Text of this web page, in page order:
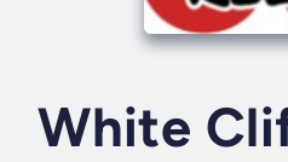
White